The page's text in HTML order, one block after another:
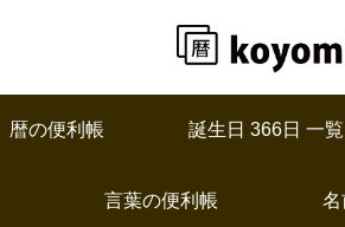
暦の便利帳 誕生日 366日 一覧
言葉の便利帳 名